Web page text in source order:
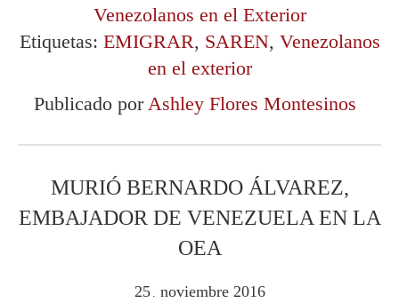
Venezolanos en el Exterior
Etiquetas: EMIGRAR, SAREN, Venezolanos
en el exterior
Publicado porAshley Flores Montesinos
MURIÓ BERNARDO ÁLVAREZ,
EMBAJADOR DE VENEZUELA EN LA
OEA
25 . noviembre 2016